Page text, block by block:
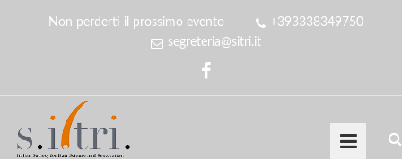
Non perderti il prossimo evento
+393338349750
segreteria@sitri.it